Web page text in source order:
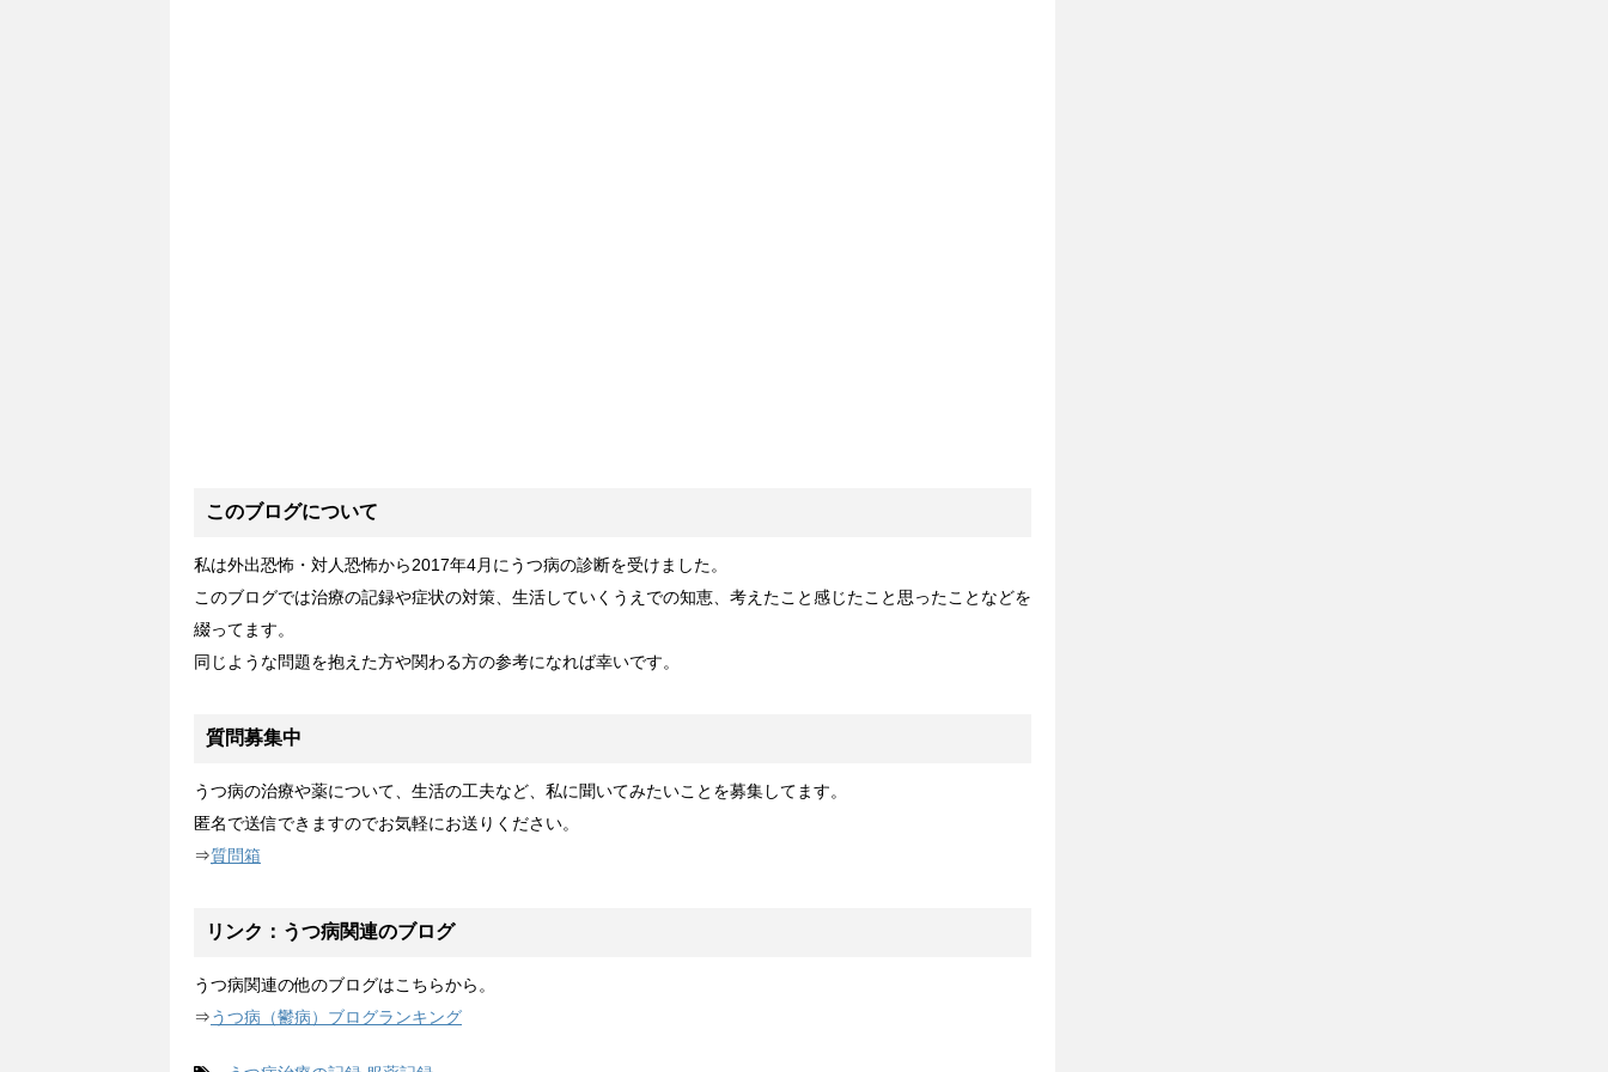
このブログについて
私は外出恐怖・対人恐怖から2017年4月にうつ病の診断を受けました。
このブログでは治療の記録や症状の対策、生活していくうえでの知恵、考えたこと感じたこと思ったことなどを
綴ってます。
同じような問題を抱えた方や関わる方の参考になれば幸いです。
質問募集中
うつ病の治療や薬について、生活の工夫など、私に聞いてみたいことを募集してます。
匿名で送信できますのでお気軽にお送りください。
⇒質問箱
リンク：うつ病関連のブログ
うつ病関連の他のブログはこちらから。
⇒うつ病（鬱病）ブログランキング